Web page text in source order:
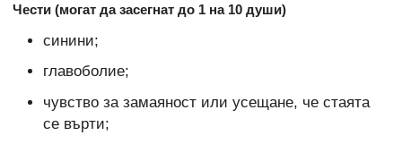
Чести (могат да засегнат до 1 на 10 души)
синини;
главоболие;
чувство за замаяност или усещане, че стаята
се върти;